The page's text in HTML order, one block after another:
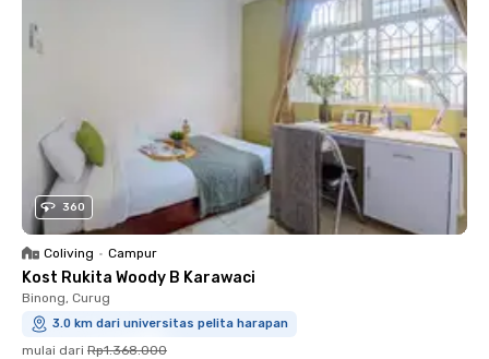
360
Coliving • Campur
Kost Rukita Woody B Karawaci
Binong, Curug
3.0 km dari universitas pelita harapan
mulai dari Rp1.368.000